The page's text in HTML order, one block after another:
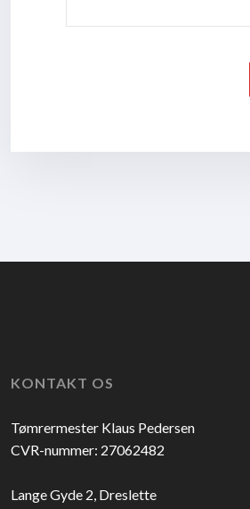
​KONTAKT OS
​Tømrermester Klaus Pedersen
CVR-nummer: 27062482
Lange Gyde 2, Dreslette